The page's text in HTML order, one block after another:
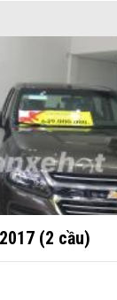
(2 cầu)